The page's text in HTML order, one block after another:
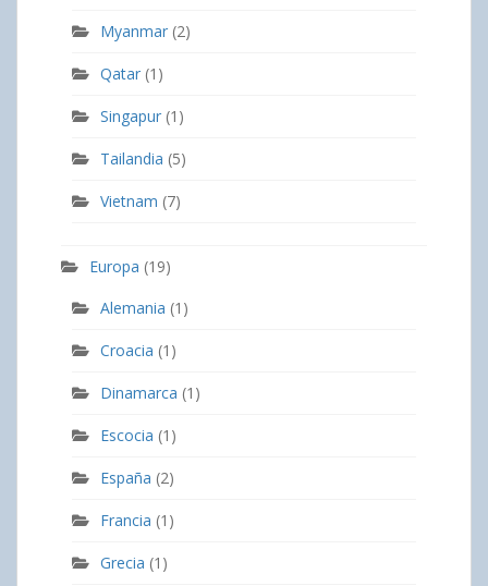
Myanmar (2)
Qatar (1)
Singapur (1)
Tailandia (5)
Vietnam (7)
Europa (19)
Alemania (1)
Croacia (1)
Dinamarca (1)
Escocia (1)
España (2)
Francia (1)
Grecia (1)